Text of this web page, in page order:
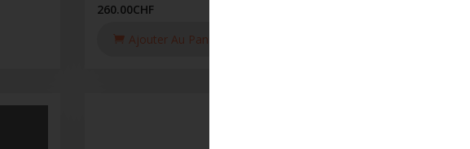
260.00CHF
Ajouter Au Panier